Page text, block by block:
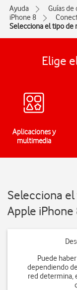
Ayuda Guías de
iPhone 8
Selecciona el tipo de
Elige
Aplicaciones y
multimedia
Selecciona
Apple iPhone
Puede
dependiendo
red determina,